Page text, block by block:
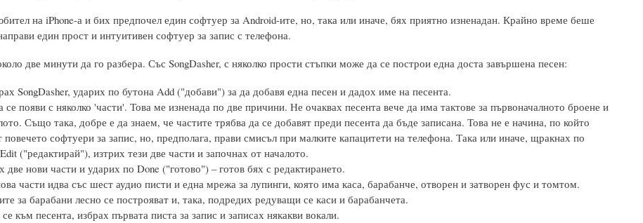
на iPhone-а и бих предпочел един софтуер за Android-ите, но, така или иначе, бях приятно изненадан. Крайно време беше
един прост и интуитивен софтуер за запис с телефона.
две минути да го разбера. Със SongDasher, с няколко прости стъпки може да се построи една доста завършена песен:
SongDasher, ударих по бутона Add ("добави") за да добавя една песен и дадох име на песента.
се появи с няколко 'части'. Това ме изненада по две причини. Не очаквах песента вече да има тактове за първоначалното броене и
Също така, добре е да знаем, че частите трябва да се добавят преди песента да бъде записана. Това не е начина, по който
повечето софтуери за запис, но, предполага, прави смисъл при малките капацитети на телефона. Така или иначе, щракнах по
("редактирай"), изтрих тези две части и започнах от началото.
две нови части и ударих по Done ("готово") – готов бях с редактирането.
части идва със шест аудио писти и една мрежа за лупинги, която има каса, барабанче, отворен и затворен фус и томтом.
за барабани лесно се построяват и, така, подредих редуващи се каси и барабанчета.
към песента, избрах първата писта за запис и записах някакви вокали.